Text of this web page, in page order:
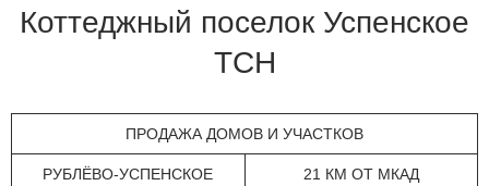
Коттеджный поселок Успенское
ТСН
ПРОДАЖА ДОМОВ И УЧАСТКОВ
РУБЛЁВО-УСПЕНСКОЕ 21 КМ ОТ МКАД